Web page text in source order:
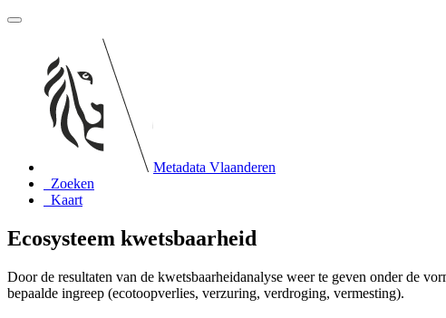
Metadata Vlaanderen
Zoeken
Kaart
Ecosysteem kwetsbaarheid
Door de resultaten van de kwetsbaarheidanalyse weer te geven onder de
bepaalde ingreep (ecotoopverlies, verzuring, verdroging, vermesting).